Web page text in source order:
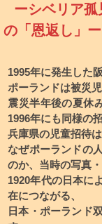
ーシベリア
の「恩返し」ー
1995年に発生した
ポーランドは被災
震災半年後の夏休
1996年にも同様の
兵庫県の児童招待
なぜポーランドの
のか、当時の写真
1920年代の日本に
在につながる、
日本・ポーランド